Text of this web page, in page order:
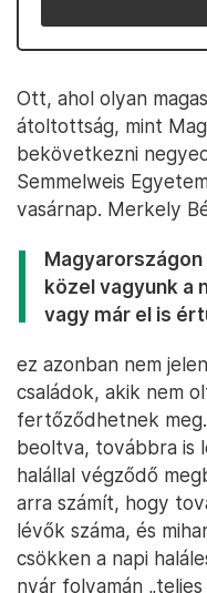
Ott, ahol olyan
átoltottság, mint
bekövetkezni
Semmelweis
vasárnap. Merkely
közel vagyunk a
vagy már el is
ez azonban nem
családok, akik nem
fertőződhetnek
beoltva, továbbra is
halállal végződő
arra számít, hogy
lévők száma, és
csökken a napi
nyár folyamán